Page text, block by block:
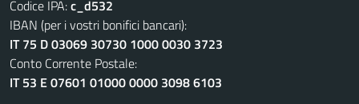
Codice IPA:c_d532
IBAN (per i vostri bonifici bancari):
IT 75 D 03069 30730 1000 0030 3723
Conto Corrente Postale:
IT 53 E 07601 01000 0000 3098 6103